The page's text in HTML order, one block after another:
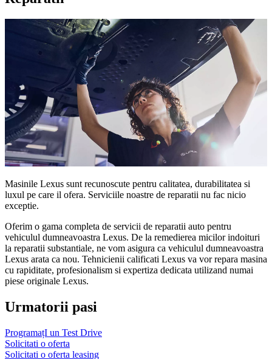
Masinile Lexus sunt recunoscute pentru calitatea, durabilitatea si
luxul pe care il ofera. Serviciile noastre de reparatii nu fac nicio
exceptie.
Oferim o gama completa de servicii de reparatii auto pentru
vehiculul dumneavoastra Lexus. De la remedierea micilor indoituri
la reparatii substantiale, ne vom asigura ca vehiculul dumneavoastra
Lexus arata ca nou. Tehnicienii calificati Lexus va vor repara masina
cu rapiditate, profesionalism si expertiza dedicata utilizand numai
piese originale Lexus.
Urmatorii pasi
ProgramațI un Test Drive
Solicitati o oferta
Solicitati o oferta leasing